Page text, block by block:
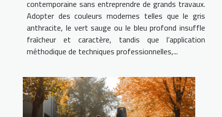
contemporaine sans entreprendre de grands travaux.
Adopter des couleurs modernes telles que le gris
anthracite, le vert sauge ou le bleu profond insuffle
fraîcheur et caractère, tandis que l’application
méthodique de techniques professionnelles,...